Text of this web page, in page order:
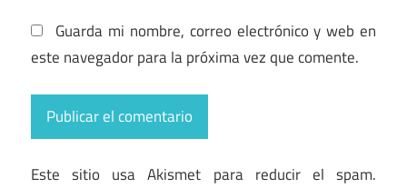
Guarda mi nombre, correo electrónico y web en
este navegador para la próxima vez que comente.
Este sitio usa Akismet para reducir el spam.